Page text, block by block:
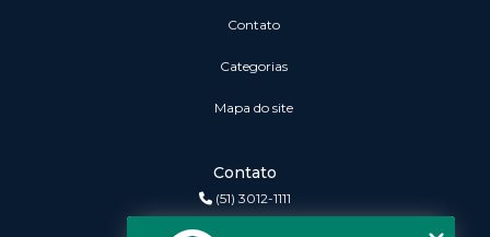
Contato
Categorias
Mapa do site
Contato
(51) 3012-1111